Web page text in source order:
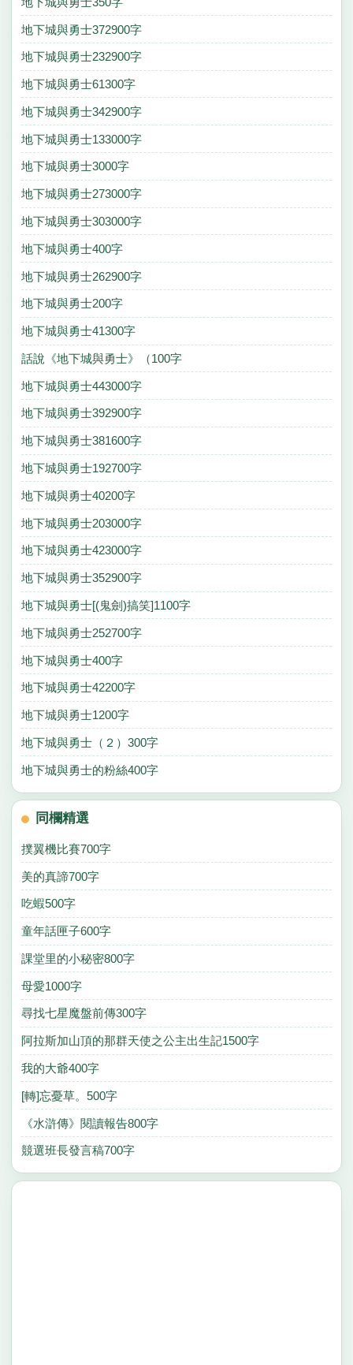
地下城與勇士372900字
地下城與勇士232900字
地下城與勇士61300字
地下城與勇士342900字
地下城與勇士133000字
地下城與勇士3000字
地下城與勇士273000字
地下城與勇士303000字
地下城與勇士400字
地下城與勇士262900字
地下城與勇士200字
地下城與勇士41300字
話說《地下城與勇士》（100字
地下城與勇士443000字
地下城與勇士392900字
地下城與勇士381600字
地下城與勇士192700字
地下城與勇士40200字
地下城與勇士203000字
地下城與勇士423000字
地下城與勇士352900字
地下城與勇士[(鬼劍)搞笑]1100字
地下城與勇士252700字
地下城與勇士400字
地下城與勇士42200字
地下城與勇士1200字
地下城與勇士（２）300字
地下城與勇士的粉絲400字
同欄精選
撲翼機比賽700字
美的真諦700字
吃蝦500字
童年話匣子600字
課堂里的小秘密800字
母愛1000字
尋找七星魔盤前傳300字
阿拉斯加山頂的那群天使之公主出生記1500字
我的大爺400字
[轉]忘憂草。500字
《水滸傳》閱讀報告800字
競選班長發言稿700字